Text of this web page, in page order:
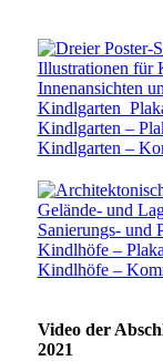
Kindlgarten –
Kindlgarten –
Kindlhöfe –
Kindlhöfe –
Video der
2021